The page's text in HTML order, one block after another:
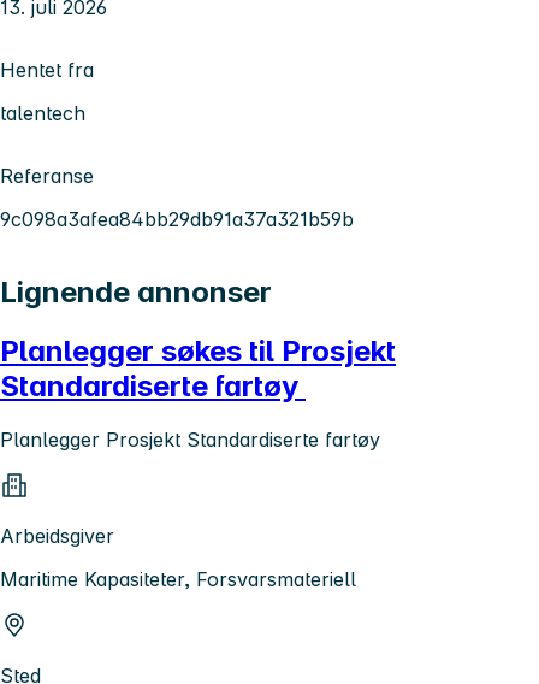
13. juli 2026
Hentet fra
talentech
Referanse
9c098a3afea84bb29db91a37a321b59b
Lignende annonser
Planlegger søkes til Prosjekt
Standardiserte fartøy
Planlegger Prosjekt Standardiserte fartøy
Arbeidsgiver
Maritime Kapasiteter, Forsvarsmateriell
Sted